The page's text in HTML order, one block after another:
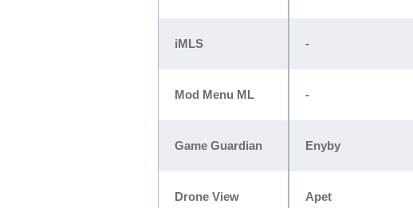
iMLS -
Mod Menu ML -
Game Guardian Enyby
Drone View Apet